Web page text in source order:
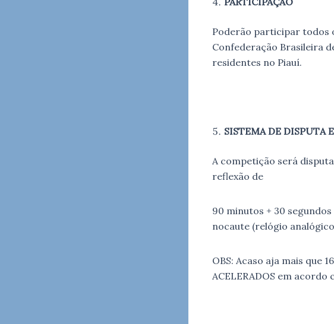
Poderão participar todos
Confederação Brasileira
residentes no Piauí.
SISTEMA DE DISPUTA
A competição será
reflexão de
90 minutos + 30
nocaute (relógio
OBS: Acaso aja mais que
ACELERADOS em acordo